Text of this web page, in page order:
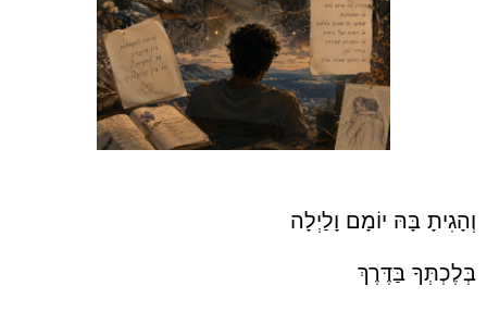
וְהָגִיתָ בָּהּ יוֹמָם וָלַיְלָה
בְּלֶכְתְּךָ בַּדֶּרֶךְ